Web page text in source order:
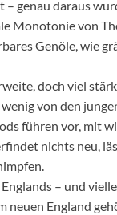
genau daraus
Monotonie von
Genöle, wie
doch viel
von den
führen vor, mit
nichts neu,
– und
neuen England